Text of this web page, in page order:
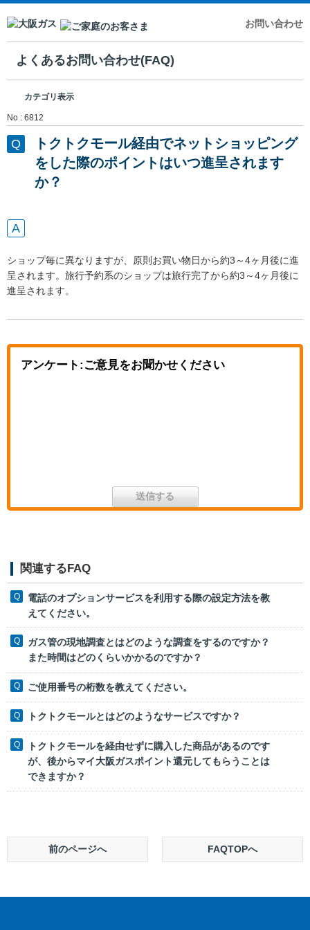
お問い合わせ
よくあるお問い合わせ(FAQ)
カテゴリ表示
No : 6812
トクトクモール経由でネットショッピング
をした際のポイントはいつ進呈されます
か？
ショップ毎に異なりますが、原則お買い物日から約3～4ヶ月後に進
呈されます。旅行予約系のショップは旅行完了から約3～4ヶ月後に
進呈されます。
アンケート:ご意見をお聞かせください
関連するFAQ
電話のオプションサービスを利用する際の設定方法を教
えてください。
ガス管の現地調査とはどのような調査をするのですか？
また時間はどのくらいかかるのですか？
ご使用番号の桁数を教えてください。
トクトクモールとはどのようなサービスですか？
トクトクモールを経由せずに購入した商品があるのです
が、後からマイ大阪ガスポイント還元してもらうことは
できますか？
前のページへ FAQTOPへ